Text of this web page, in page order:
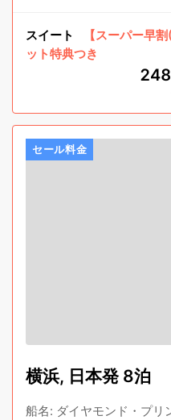
スイート
【スーパー早
ット特典つき
セール料金
横浜, 日本発 8泊
船名: ダイヤモンド・プリ